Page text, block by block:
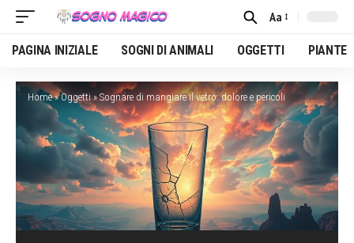
Font
Resizer
Aa
PAGINA INIZIALE SOGNI DI ANIMALI OGGETTI PIANTE
Home»Oggetti»Sognare di mangiare il vetro: dolore e pericoli